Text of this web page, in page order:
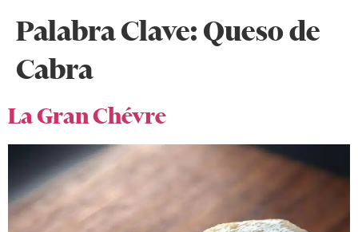
Palabra Clave: Queso de
Cabra
La Gran Chévre